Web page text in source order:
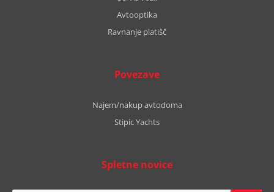
Avtooptika
Ravnanje platišč
Povezave
Najem/nakup avtodoma
Stipic Yachts
Spletne novice